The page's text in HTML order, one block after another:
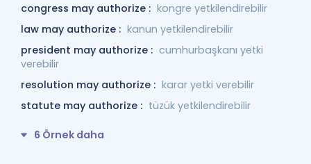
congress may authorize : kongre yetkilendirebilir
law may authorize : kanun yetkilendirebilir
president may authorize : cumhurbaşkanı yetki
verebilir
resolution may authorize : karar yetki verebilir
statute may authorize : tüzük yetkilendirebilir
6 Örnek daha